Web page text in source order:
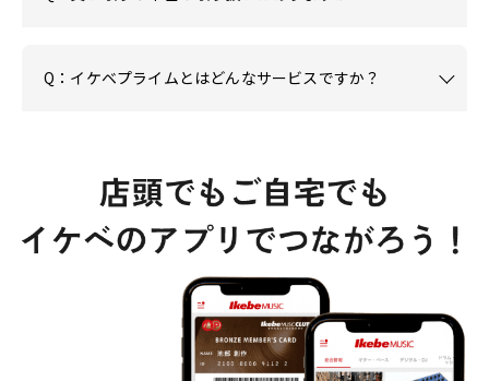
Q：イケベプライムとはどんなサービスですか？